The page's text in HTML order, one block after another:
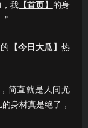
，我 【首页】 的身
”
【今日大瓜】热
简直就是人间尤
身材真是绝了，